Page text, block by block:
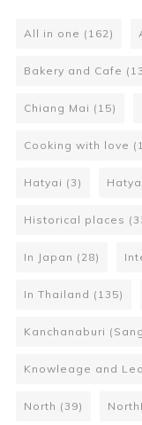
All in one (162)
Bakery and Cafe
Chiang Mai (15)
Cooking with love
Hatyai (3)
Historical places
In Japan (28)
In Thailand (135)
Kanchanaburi
Knowleage and
North (39)